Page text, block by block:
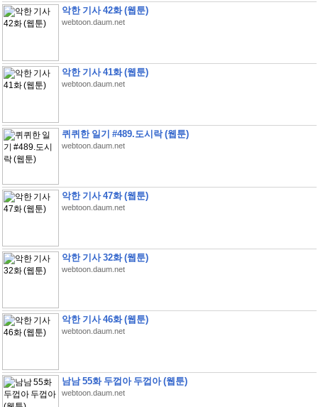
악한 기사 42화 (웹툰)
webtoon.daum.net
악한 기사 41화 (웹툰)
webtoon.daum.net
퀴퀴한 일기 #489.도시락 (웹툰)
webtoon.daum.net
악한 기사 47화 (웹툰)
webtoon.daum.net
악한 기사 32화 (웹툰)
webtoon.daum.net
악한 기사 46화 (웹툰)
webtoon.daum.net
남남 55화 두껍아 두껍아 (웹툰)
webtoon.daum.net